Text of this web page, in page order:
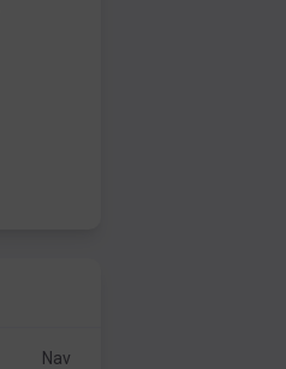
Nav